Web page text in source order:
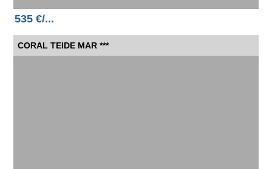
535 €/...
CORAL TEIDE MAR ***